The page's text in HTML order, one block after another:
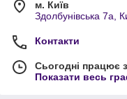
м. Київ
Здолбунівська 7а,
Контакти
Сьогодні працює
Показати весь